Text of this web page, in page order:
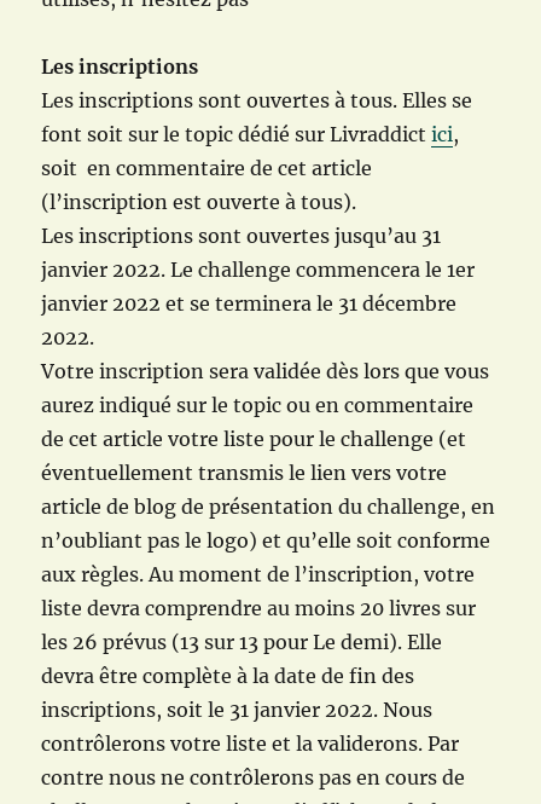
Les inscriptions
Les inscriptions sont ouvertes à tous. Elles se
font soit sur le topic dédié sur Livraddictici,
soit en commentaire de cet article
(l’inscription est ouverte à tous).
Les inscriptions sont ouvertes jusqu’au 31
janvier 2022. Le challenge commencera le 1er
janvier 2022 et se terminera le 31 décembre
2022.
Votre inscription sera validée dès lors que vous
aurez indiqué sur le topic ou en commentaire
de cet article votre liste pour le challenge (et
éventuellement transmis le lien vers votre
article de blog de présentation du challenge, en
n’oubliant pas le logo) et qu’elle soit conforme
aux règles. Au moment de l’inscription, votre
liste devra comprendre au moins 20 livres sur
les 26 prévus (13 sur 13 pour Le demi). Elle
devra être complète à la date de fin des
inscriptions, soit le 31 janvier 2022. Nous
contrôlerons votre liste et la validerons. Par
contre nous ne contrôlerons pas en cours de